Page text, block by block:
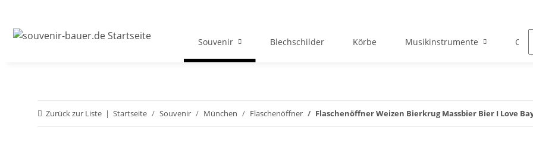
Souvenir Blechschilder Körbe Musikinstrumente
Zurück zur Liste Startseite Souvenir München Flaschenöffner Flaschenöffner Weizen Bierkrug Massbier Bier I Love